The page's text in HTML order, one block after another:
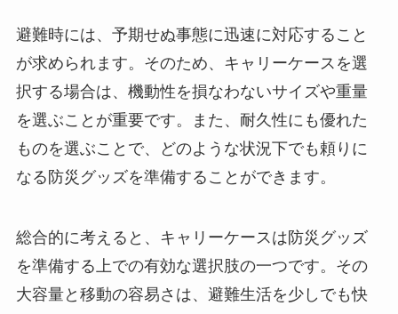
避難時には、予期せぬ事態に迅速に対応すること
が求められます。そのため、キャリーケースを選
択する場合は、機動性を損なわないサイズや重量
を選ぶことが重要です。また、耐久性にも優れた
ものを選ぶことで、どのような状況下でも頼りに
なる防災グッズを準備することができます。
総合的に考えると、キャリーケースは防災グッズ
を準備する上での有効な選択肢の一つです。その
大容量と移動の容易さは、避難生活を少しでも快